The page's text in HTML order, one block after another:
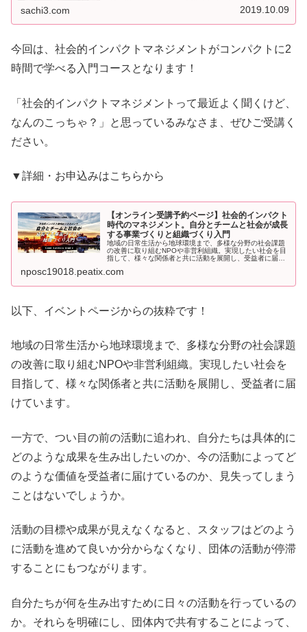
sachi3.com 2019.10.09
今回は、社会的インパクトマネジメントがコンパクトに2
時間で学べる入門コースとなります！
「社会的インパクトマネジメントって最近よく聞くけど、
なんのこっちゃ？」と思っているみなさま、ぜひご受講く
ださい。
▼詳細・お申込みはこちらから
【オンライン受講予約ページ】社会的インパクト
時代のマネジメント。自分とチームと社会が成長
する事業づくりと組織づくり入門
地域の日常生活から地球環境まで、多様な分野の社会課題
の改善に取り組むNPOや非営利組織。実現したい社会を目
指して、様々な関係者と共に活動を展開し、受益者に届け
nposc19018.peatix.com
以下、イベントページからの抜粋です！
地域の日常生活から地球環境まで、多様な分野の社会課題
の改善に取り組むNPOや非営利組織。実現したい社会を
目指して、様々な関係者と共に活動を展開し、受益者に届
けています。
一方で、つい目の前の活動に追われ、自分たちは具体的に
どのような成果を生み出したいのか、今の活動によってど
のような価値を受益者に届けているのか、見失ってしまう
ことはないでしょうか。
活動の目標や成果が見えなくなると、スタッフはどのよう
に活動を進めて良いか分からなくなり、団体の活動が停滞
することにもつながります。
自分たちが何を生み出すために日々の活動を行っているの
か。それらを明確にし、団体内で共有することによって、